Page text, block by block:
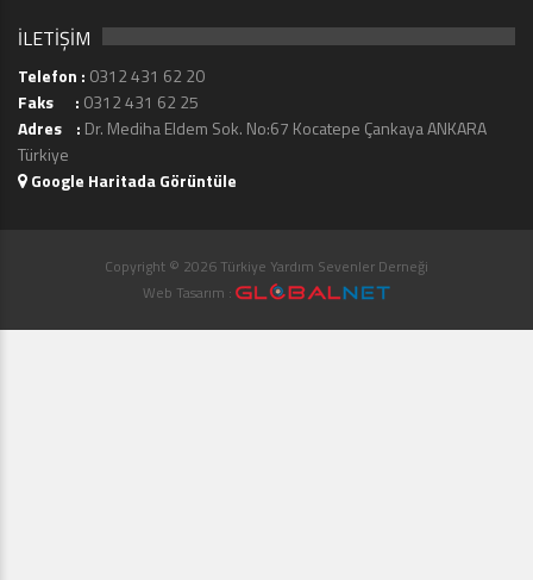
İLETİŞİM
Telefon : 0312 431 62 20
Faks : 0312 431 62 25
Adres : Dr. Mediha Eldem Sok. No:67 Kocatepe Çankaya ANKARA
Türkiye
Google Haritada Görüntüle
Copyright © 2026 Türkiye Yardım Sevenler Derneği
Web Tasarım :